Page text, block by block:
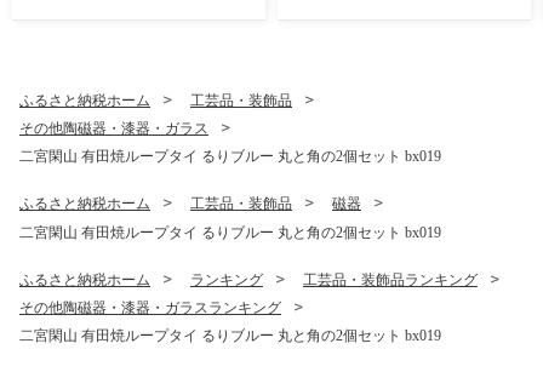
ふるさと納税ホーム
工芸品・装飾品
その他陶磁器・漆器・ガラス
二宮閑山 有田焼ループタイ るりブルー 丸と角の2個セット bx019
ふるさと納税ホーム 工芸品・装飾品
磁器
二宮閑山 有田焼ループタイ るりブルー 丸と角の2個セット bx019
ふるさと納税ホーム ランキング
工芸品・装飾品ランキング
その他陶磁器・漆器・ガラスランキング
二宮閑山 有田焼ループタイ るりブルー 丸と角の2個セット bx019